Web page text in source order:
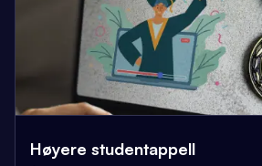
Høyere studentappell